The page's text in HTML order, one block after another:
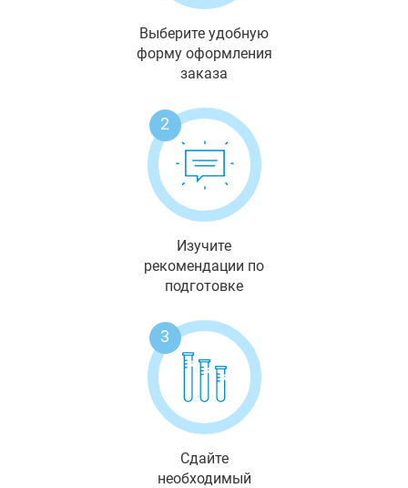
Выберите удобную
форму оформления
заказа
2
Изучите
рекомендации по
подготовке
3
Сдайте
необходимый